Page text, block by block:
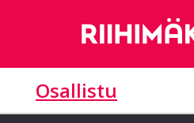
Osallistu